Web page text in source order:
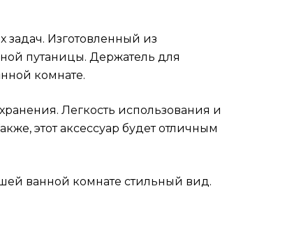
задач. Изготовленный из
путаницы. Держатель для
комнате.
Легкость использования и
этот аксессуар будет отличным
ванной комнате стильный вид.